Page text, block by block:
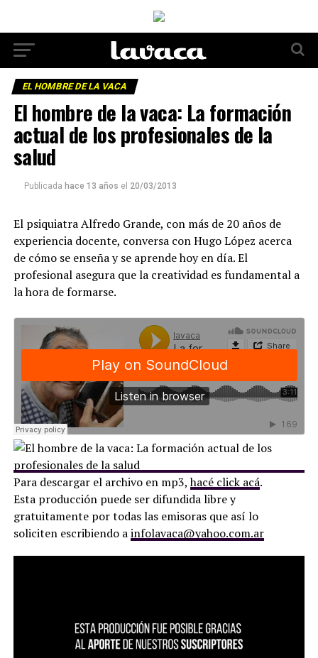
EL HOMBRE DE LA VACA
El hombre de la vaca: La formación
actual de los profesionales de la
salud
Publicada hace 13 años el 20/03/2013
El psiquiatra Alfredo Grande, con más de 20 años de
experiencia docente, conversa con Hugo López acerca
de cómo se enseña y se aprende hoy en día. El
profesional asegura que la creatividad es fundamental a
la hora de formarse.
Para descargar el archivo en mp3,hacé click acá.
Esta producción puede ser difundida libre y
gratuitamente por todas las emisoras que así lo
soliciten escribiendo ainfolavaca@yahoo.com.ar